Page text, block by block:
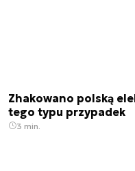
Zhakowano polską
tego typu przypadek
3 min.